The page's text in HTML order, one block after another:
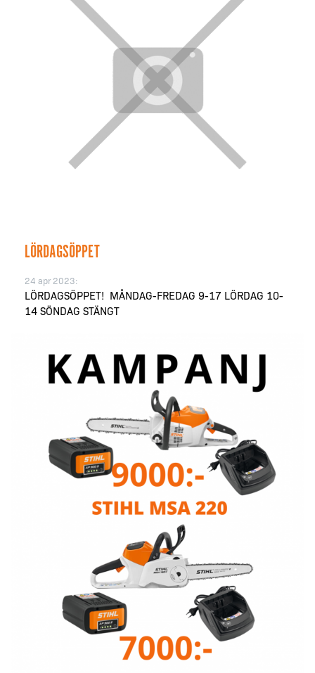
LÖRDAGSÖPPET
24 apr 2023:
LÖRDAGSÖPPET! MÅNDAG-FREDAG 9-17 LÖRDAG 10-
14 SÖNDAG STÄNGT